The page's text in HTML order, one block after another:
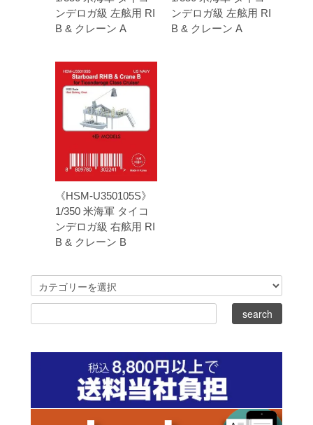
ンデロガ級 左舷用 RI
B & クレーン A
ンデロガ級 左舷用 RI
B & クレーン A
《HSM-U350105S》
1/350 米海軍 タイコ
ンデロガ級 右舷用 RI
B & クレーン B